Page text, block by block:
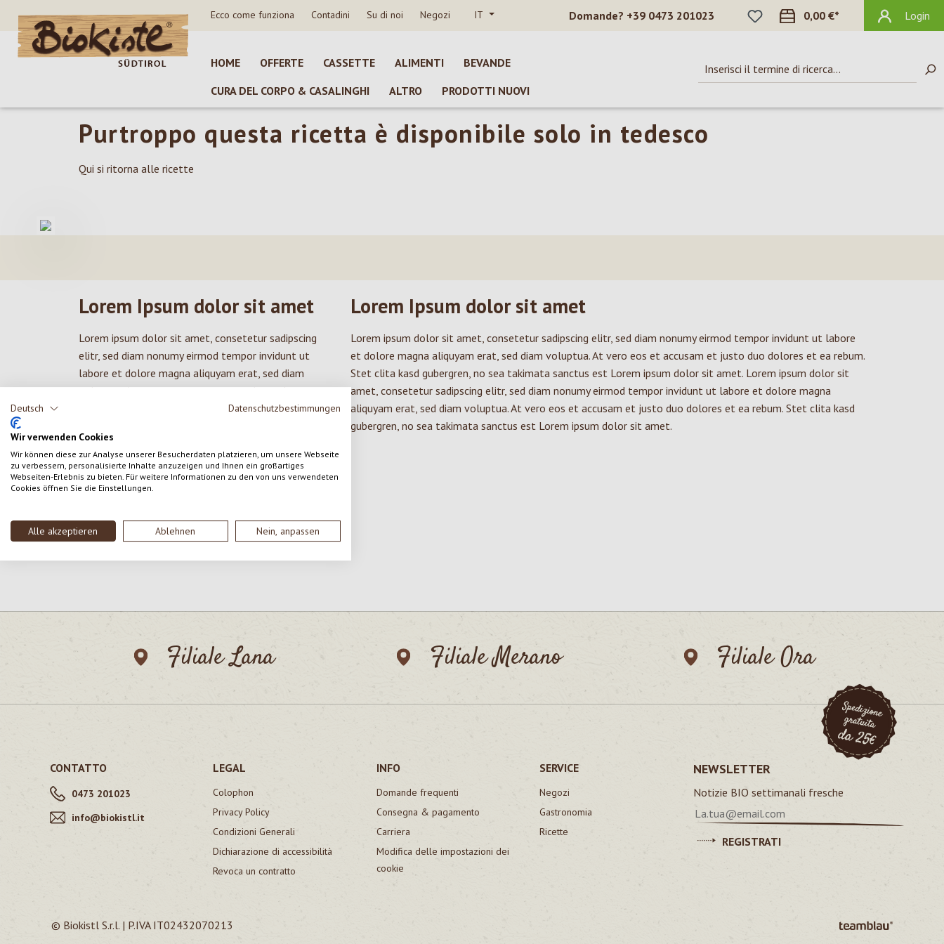
Deutsch Datenschutzbestimmungen
Wir verwenden Cookies
Wir können diese zur Analyse unserer Besucherdaten platzieren, um unsere Webseite
zu verbessern, personalisierte Inhalte anzuzeigen und Ihnen ein großartiges
Webseiten-Erlebnis zu bieten. Für weitere Informationen zu den von uns verwendeten
Cookies öffnen Sie die Einstellungen.
Alle akzeptieren Ablehnen Nein, anpassen
al contenuto principale
Salta alla ricerca
Passa alla navigazione principale Ecco come funziona Contadini Su di noi Negozi IT Domande? +39 0473 201023
HAI 0 ARTICOLI NELLA LISTA DEI
0,00 €* Login
HOME OFFERTE CASSETTE ALIMENTI
BEVANDE
CURA DEL CORPO & CASALINGHI
ALTRO PRODOTTI NUOVI
Purtroppo questa ricetta è disponibile solo in tedesco
Qui si ritorna alle ricette
Lorem Ipsum dolor sit amet
Lorem ipsum dolor sit amet, consetetur sadipscing
elitr, sed diam nonumy eirmod tempor invidunt ut
labore et dolore magna aliquyam erat, sed diam
voluptua. At vero eos et accusam et justo duo
dolores et ea rebum. Stet clita kasd gubergren, no
amet. Lorem ipsum dolor sit amet, consetetur
sadipscing elitr, sed diam nonumy eirmod tempor
invidunt ut labore et dolore magna aliquyam erat,
sed diam voluptua. At vero eos et accusam et justo
no sea takimata sanctus est Lorem ipsum dolor sit
Lorem Ipsum dolor sit amet
Lorem ipsum dolor sit amet, consetetur sadipscing elitr, sed diam nonumy eirmod tempor invidunt ut labore
et dolore magna aliquyam erat, sed diam voluptua. At vero eos et accusam et justo duo dolores et ea rebum.
Stet clita kasd gubergren, no sea takimata sanctus est Lorem ipsum dolor sit amet. Lorem ipsum dolor sit
amet, consetetur sadipscing elitr, sed diam nonumy eirmod tempor invidunt ut labore et dolore magna
aliquyam erat, sed diam voluptua. At vero eos et accusam et justo duo dolores et ea rebum. Stet clita kasd
gubergren, no sea takimata sanctus est Lorem ipsum dolor sit amet.
Filiale Lana Filiale Merano Filiale Ora
CONTATTO
0473 201023
info@biokistl.it
LEGAL
Colophon
Privacy Policy
Condizioni Generali
Dichiarazione di accessibilità
Revoca un contratto
INFO
Domande frequenti
Consegna & pagamento
Carriera
Modifica delle impostazioni dei
cookie
SERVICE
Negozi
Gastronomia
Ricette
NEWSLETTER
Notizie BIO settimanali fresche
REGISTRATI
© Biokistl S.r.l. | P.IVA IT02432070213